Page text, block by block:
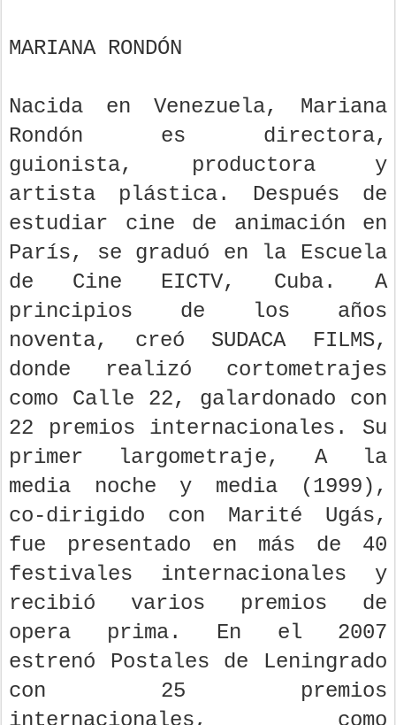
MARIANA RONDÓN
Nacida en Venezuela, Mariana
Rondón es directora,
guionista, productora y
artista plástica. Después de
estudiar cine de animación en
París, se graduó en la Escuela
de Cine EICTV, Cuba. A
principios de los años
noventa, creó SUDACA FILMS,
donde realizó cortometrajes
como Calle 22, galardonado con
22 premios internacionales. Su
primer largometraje, A la
media noche y media (1999),
co-dirigido con Marité Ugás,
fue presentado en más de 40
festivales internacionales y
recibió varios premios de
opera prima. En el 2007
estrenó Postales de Leningrado
con 25 premios